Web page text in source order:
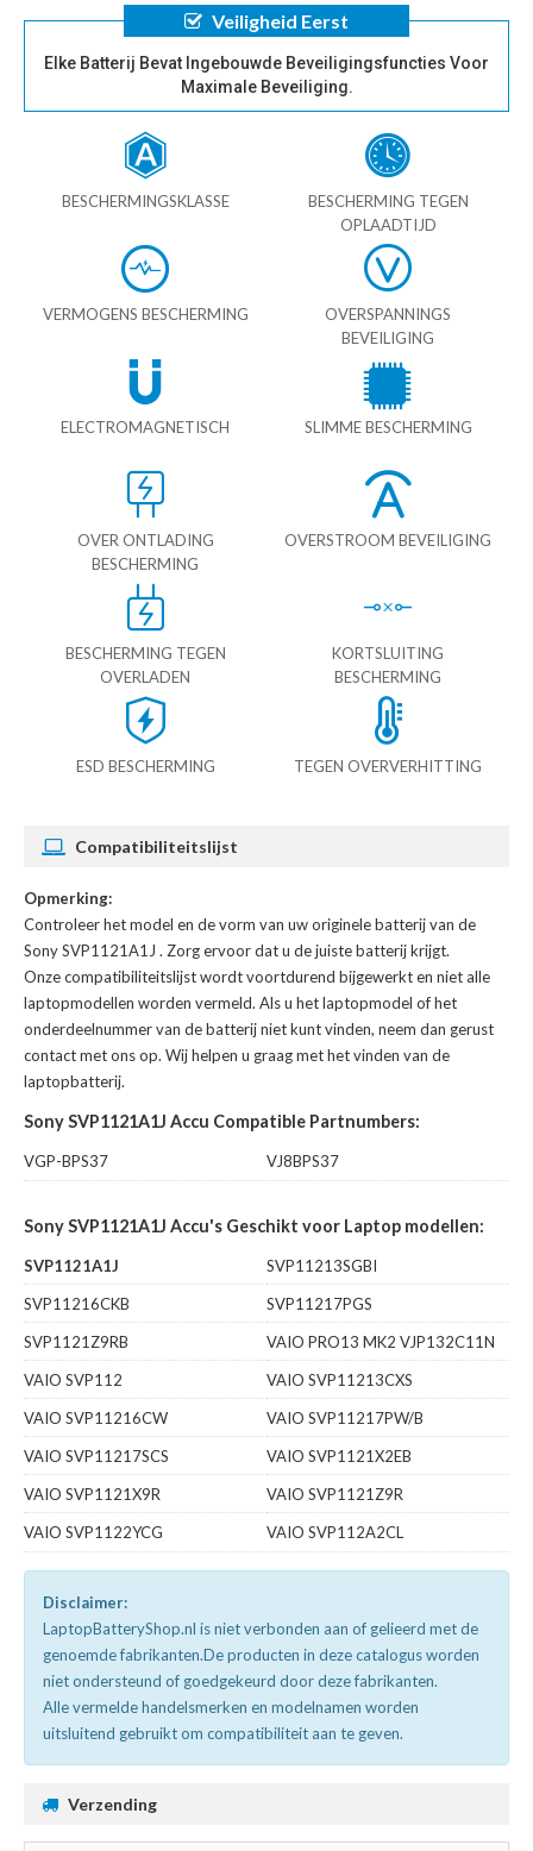
Veiligheid Eerst
Elke Batterij Bevat Ingebouwde Beveiligingsfuncties Voor
Maximale Beveiliging.
BESCHERMINGSKLASSE
BESCHERMING TEGEN
OPLAADTIJD
VERMOGENS BESCHERMING
OVERSPANNINGS
BEVEILIGING
ELECTROMAGNETISCH SLIMME BESCHERMING
OVER ONTLADING
BESCHERMING
OVERSTROOM BEVEILIGING
BESCHERMING TEGEN
OVERLADEN
KORTSLUITING
BESCHERMING
ESD BESCHERMING TEGEN OVERVERHITTING
Compatibiliteitslijst
Opmerking:
Controleer het model en de vorm van uw originele batterij van de
Sony SVP1121A1J . Zorg ervoor dat u de juiste batterij krijgt.
Onze compatibiliteitslijst wordt voortdurend bijgewerkt en niet alle
laptopmodellen worden vermeld. Als u het laptopmodel of het
onderdeelnummer van de batterij niet kunt vinden, neem dan gerust
contact met ons op. Wij helpen u graag met het vinden van de
laptopbatterij.
Sony SVP1121A1J Accu Compatible Partnumbers:
VGP-BPS37 VJ8BPS37
Sony SVP1121A1J Accu's Geschikt voor Laptop modellen:
SVP1121A1J
SVP11213SGBI
SVP11216CKB
SVP11217PGS
SVP1121Z9RB
VAIO PRO13 MK2 VJP132C11N
VAIO SVP112
VAIO SVP11213CXS
VAIO SVP11216CW
VAIO SVP11217PW/B
VAIO SVP11217SCS
VAIO SVP1121X2EB
VAIO SVP1121X9R
VAIO SVP1121Z9R
VAIO SVP1122YCG
VAIO SVP112A2CL
Disclaimer:
LaptopBatteryShop.nl is niet verbonden aan of gelieerd met de
genoemde fabrikanten.De producten in deze catalogus worden
niet ondersteund of goedgekeurd door deze fabrikanten.
Alle vermelde handelsmerken en modelnamen worden
uitsluitend gebruikt om compatibiliteit aan te geven.
Verzending